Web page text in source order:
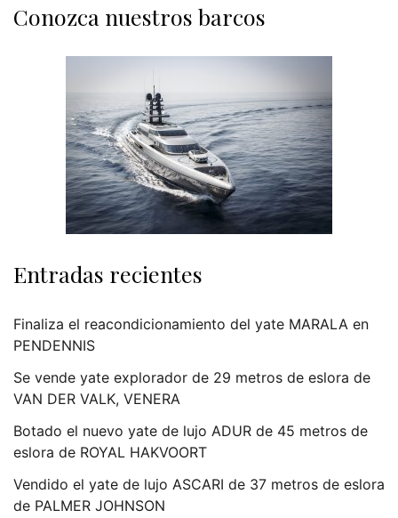
Conozca nuestros barcos
Entradas recientes
Finaliza el reacondicionamiento del yate MARALA en
PENDENNIS
Se vende yate explorador de 29 metros de eslora de
VAN DER VALK, VENERA
Botado el nuevo yate de lujo ADUR de 45 metros de
eslora de ROYAL HAKVOORT
Vendido el yate de lujo ASCARI de 37 metros de eslora
de PALMER JOHNSON